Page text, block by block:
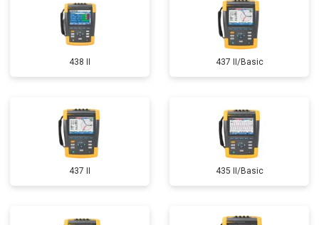
438 II 437 II/Basic
437 II 435 II/Basic